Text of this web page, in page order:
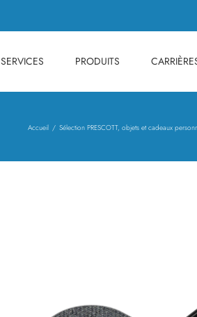
SERVICES PRODUITS
Accueil Sélection PRESCOTT, objets et cadeaux